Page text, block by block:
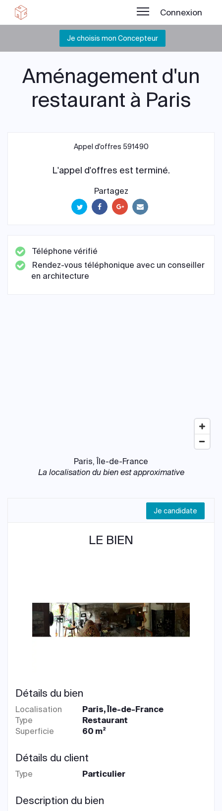
Connexion
Je choisis mon Concepteur
Aménagement d'un
restaurant à Paris
Appel d'offres 591490
L'appel d'offres est terminé.
Partagez
Téléphone vérifié
Rendez-vous téléphonique avec un conseiller
en architecture
Paris, Île-de-France
La localisation du bien est approximative
Je candidate
LE BIEN
Détails du bien
Localisation
Paris, Île-de-France
Type
Restaurant
Superficie
60 m²
Détails du client
Type Particulier
Description du bien